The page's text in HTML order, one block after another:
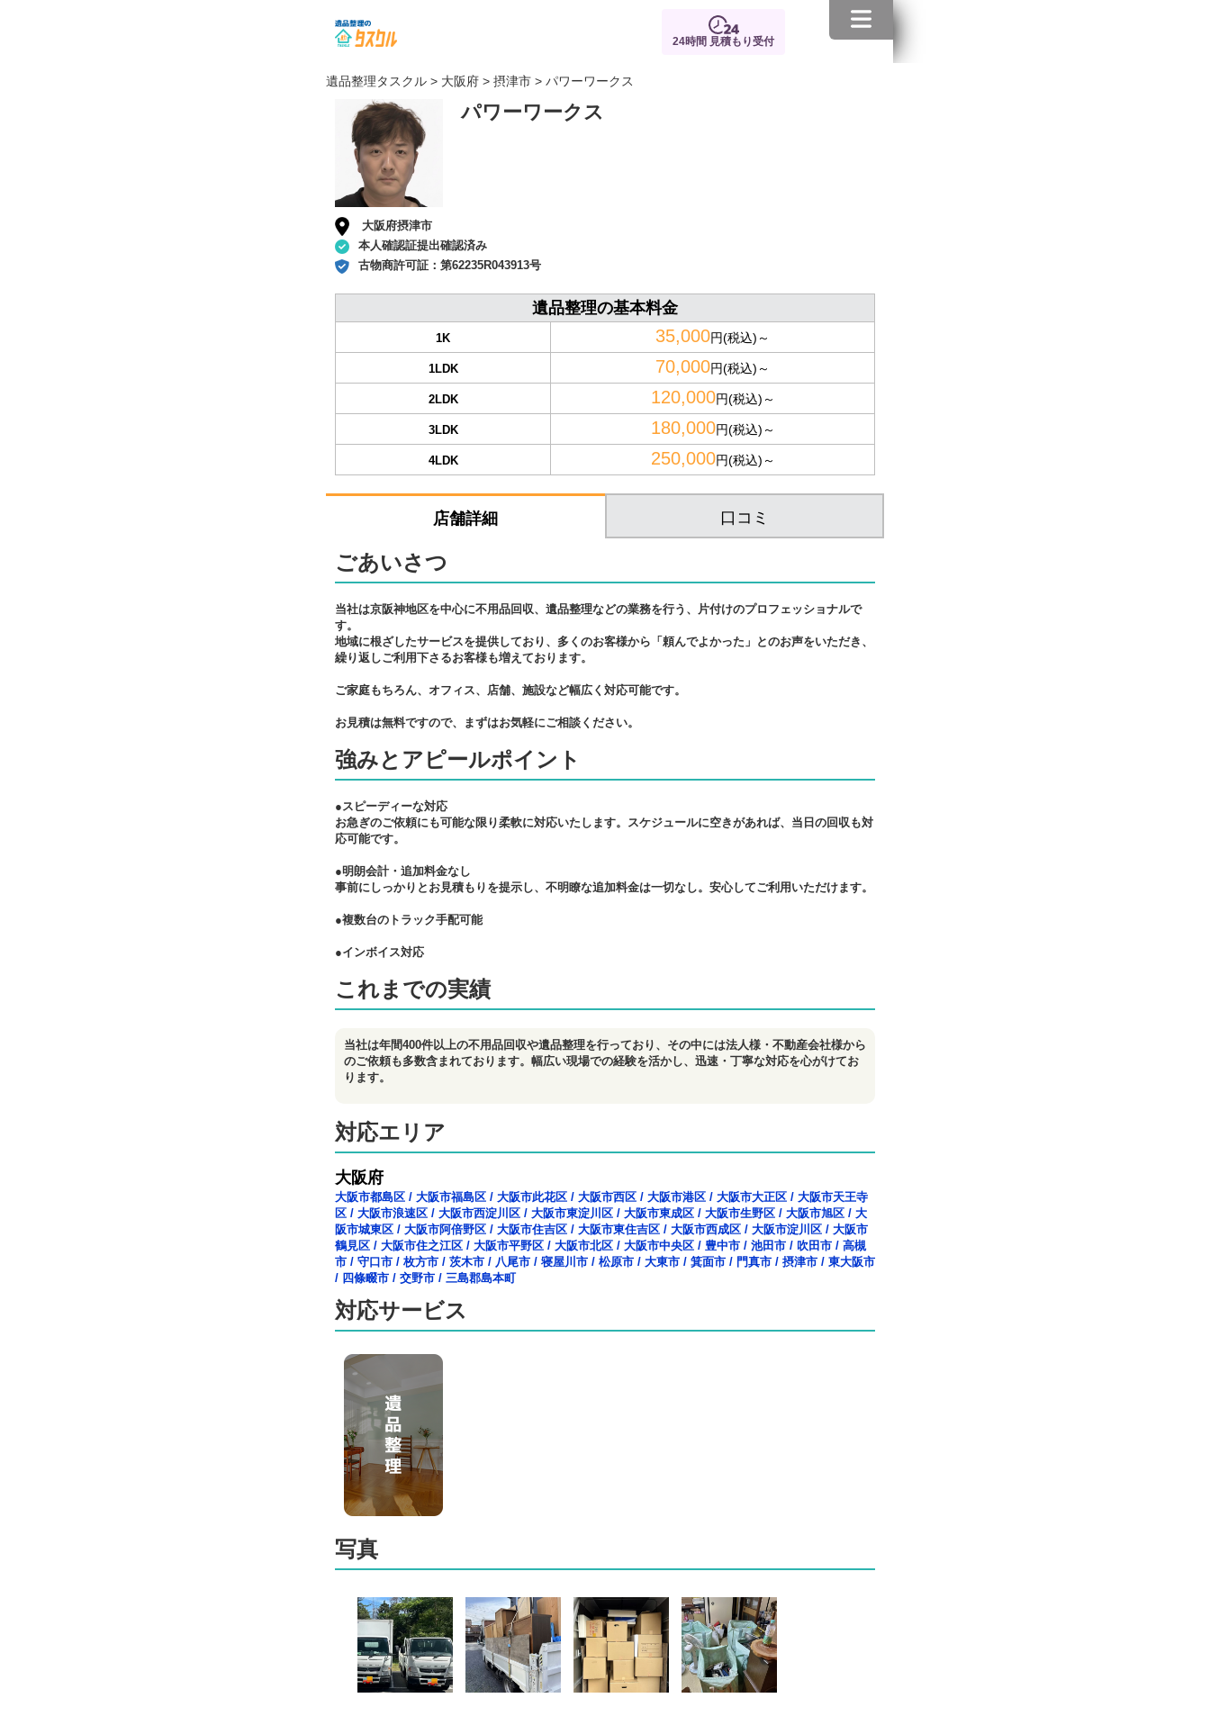
24時間 見積もり受付
遺品整理タスクル > 大阪府 > 摂津市 > パワーワークス
パワーワークス
大阪府摂津市
本人確認証提出確認済み
古物商許可証： 第62235R043913号
遺品整理の基本料金
1K 35,000円(税込)～
1LDK 70,000円(税込)～
2LDK 120,000円(税込)～
3LDK 180,000円(税込)～
4LDK 250,000円(税込)～
店舗詳細 口コミ
ごあいさつ
当社は京阪神地区を中心に不用品回収、遺品整理などの業務を行う、片付けのプロフェッショナルで
す。
地域に根ざしたサービスを提供しており、多くのお客様から「頼んでよかった」とのお声をいただき、
繰り返しご利用下さるお客様も増えております。
ご家庭もちろん、オフィス、店舗、施設など幅広く対応可能です。
お見積は無料ですので、まずはお気軽にご相談ください。
強みとアピールポイント
●スピーディーな対応
お急ぎのご依頼にも可能な限り柔軟に対応いたします。スケジュールに空きがあれば、当日の回収も対
応可能です。
●明朗会計・追加料金なし
事前にしっかりとお見積もりを提示し、不明瞭な追加料金は一切なし。安心してご利用いただけます。
●複数台のトラック手配可能
●インボイス対応
これまでの実績
当社は年間400件以上の不用品回収や遺品整理を行っており、その中には法人様・不動産会社様から
のご依頼も多数含まれております。幅広い現場での経験を活かし、迅速・丁寧な対応を心がけてお
ります。
対応エリア
大阪府
大阪市都島区 / 大阪市福島区 / 大阪市此花区 / 大阪市西区 / 大阪市港区 / 大阪市大正区 / 大阪市天王寺
区 / 大阪市浪速区 / 大阪市西淀川区 / 大阪市東淀川区 / 大阪市東成区 / 大阪市生野区 / 大阪市旭区 / 大
阪市城東区 / 大阪市阿倍野区 / 大阪市住吉区 / 大阪市東住吉区 / 大阪市西成区 / 大阪市淀川区 / 大阪市
鶴見区 / 大阪市住之江区 / 大阪市平野区 / 大阪市北区 / 大阪市中央区 / 豊中市 / 池田市 / 吹田市 / 高槻
市 / 守口市 / 枚方市 / 茨木市 / 八尾市 / 寝屋川市 / 松原市 / 大東市 / 箕面市 / 門真市 / 摂津市 / 東大阪市
/ 四條畷市 / 交野市 / 三島郡島本町
対応サービス
写真